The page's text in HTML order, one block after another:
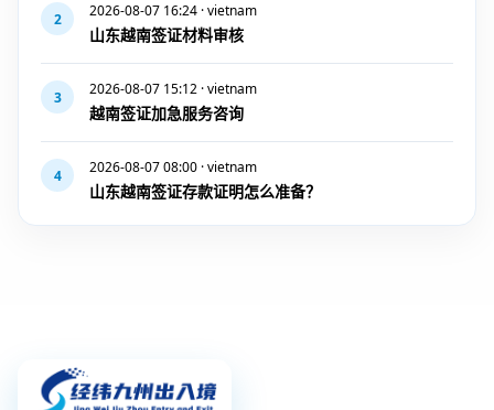
2 2026-08-07 16:24 · vietnam
山东越南签证材料审核
3 2026-08-07 15:12 · vietnam
越南签证加急服务咨询
4 2026-08-07 08:00 · vietnam
山东越南签证存款证明怎么准备？